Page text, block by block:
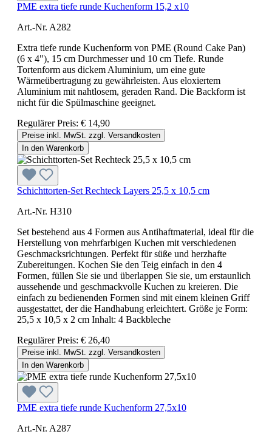
PME extra tiefe runde Kuchenform 15,2 x10
Art.-Nr. A282
Extra tiefe runde Kuchenform von PME (Round Cake Pan)
(6 x 4"), 15 cm Durchmesser und 10 cm Tiefe. Runde
Tortenform aus dickem Aluminium, um eine gute
Wärmeübertragung zu gewährleisten. Aus eloxiertem
Aluminium mit nahtlosem, geraden Rand. Die Backform ist
nicht für die Spülmaschine geeignet.
Regulärer Preis: € 14,90
Preise inkl. MwSt. zzgl. Versandkosten
In den Warenkorb
Schichttorten-Set Rechteck Layers 25,5 x 10,5 cm
Art.-Nr. H310
Set bestehend aus 4 Formen aus Antihaftmaterial, ideal für die
Herstellung von mehrfarbigen Kuchen mit verschiedenen
Geschmacksrichtungen. Perfekt für süße und herzhafte
Zubereitungen. Kochen Sie den Teig einfach in den 4
Formen, füllen Sie sie und überlappen Sie sie, um erstaunlich
aussehende und geschmackvolle Kuchen zu kreieren. Die
einfach zu bedienenden Formen sind mit einem kleinen Griff
ausgestattet, der die Handhabung erleichtert. Größe je Form:
25,5 x 10,5 x 2 cm Inhalt: 4 Backbleche
Regulärer Preis: € 26,40
Preise inkl. MwSt. zzgl. Versandkosten
In den Warenkorb
PME extra tiefe runde Kuchenform 27,5x10
Art.-Nr. A287